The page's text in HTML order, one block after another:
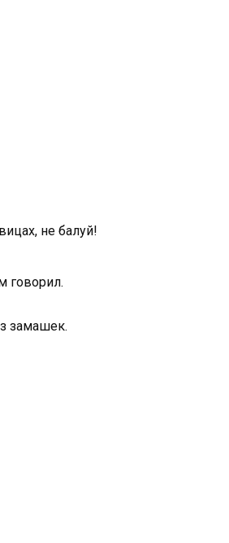
не балуй!
говорил.
замашек.